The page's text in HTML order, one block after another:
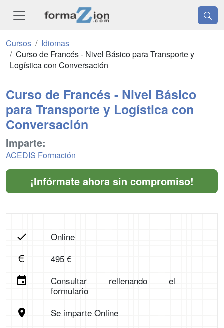
Cursos
Idiomas
Curso de Francés - Nivel Básico para Transporte y
Logística con Conversación
Curso de Francés - Nivel Básico
para Transporte y Logística con
Conversación
Imparte:
ACEDIS Formación
¡Infórmate ahora sin compromiso!
Online
495 €
Consultar rellenando el
formulario
Se imparte Online